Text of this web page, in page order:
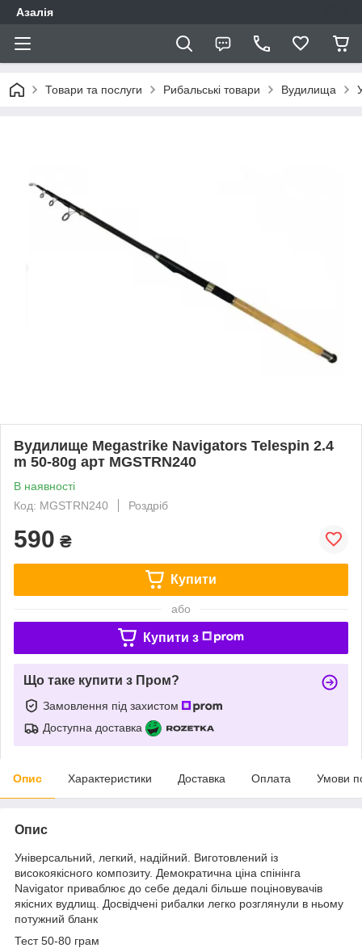
Азалія
Товари та послуги Рибальські товари Вудилища
Вудилище Megastrike Navigators Telespin 2.4
m 50-80g арт MGSTRN240
В наявності
Код: MGSTRN240
Роздріб
590 ₴
Купити
або
Купити з
Що таке купити з Пром?
Замовлення під захистом
Доступна доставка
Опис Характеристики Доставка Оплата Умови
Опис
Універсальний, легкий, надійний. Виготовлений із
високоякісного композиту. Демократична ціна спінінга
Navigator приваблює до себе дедалі більше поціновувачів
якісних вудлищ. Досвідчені рибалки легко розглянули в ньому
потужний бланк
Тест 50-80 грам